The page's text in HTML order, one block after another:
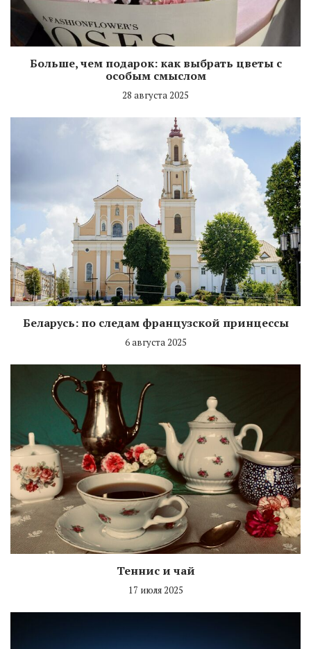
Больше, чем подарок: как выбрать цветы с
особым смыслом
28 августа 2025
Беларусь: по следам французской принцессы
6 августа 2025
Теннис и чай
17 июля 2025